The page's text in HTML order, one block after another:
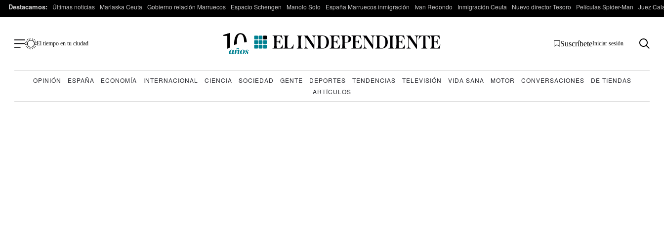
Destacamos: Últimas noticias Marlaska Ceuta Gobierno relación Marruecos Espacio Schengen Manolo Solo España Marruecos inmigración Ivan Redondo Inmigración Ceuta Nuevo director Tesoro Películas Spider-Man Juez
El tiempo en tu ciudad SuscríbeteIniciar sesión
OPINIÓN ESPAÑA ECONOMÍA INTERNACIONAL CIENCIA SOCIEDAD GENTE DEPORTES TENDENCIAS TELEVISIÓN VIDA SANA MOTOR CONVERSACIONES
DE TIENDAS
ARTÍCULOS